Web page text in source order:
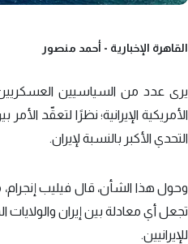
القاهرة الإخبارية - أحمد منصور
يرى عدد من السياسيين
الأمريكية الإيرانية؛ نظرًا لتعقّد
التحدي الأكبر بالنسبة لإيران.
وحول هذا الشأن، قال فيليب
تجعل أي معادلة بين إيران
للإيرانيين.